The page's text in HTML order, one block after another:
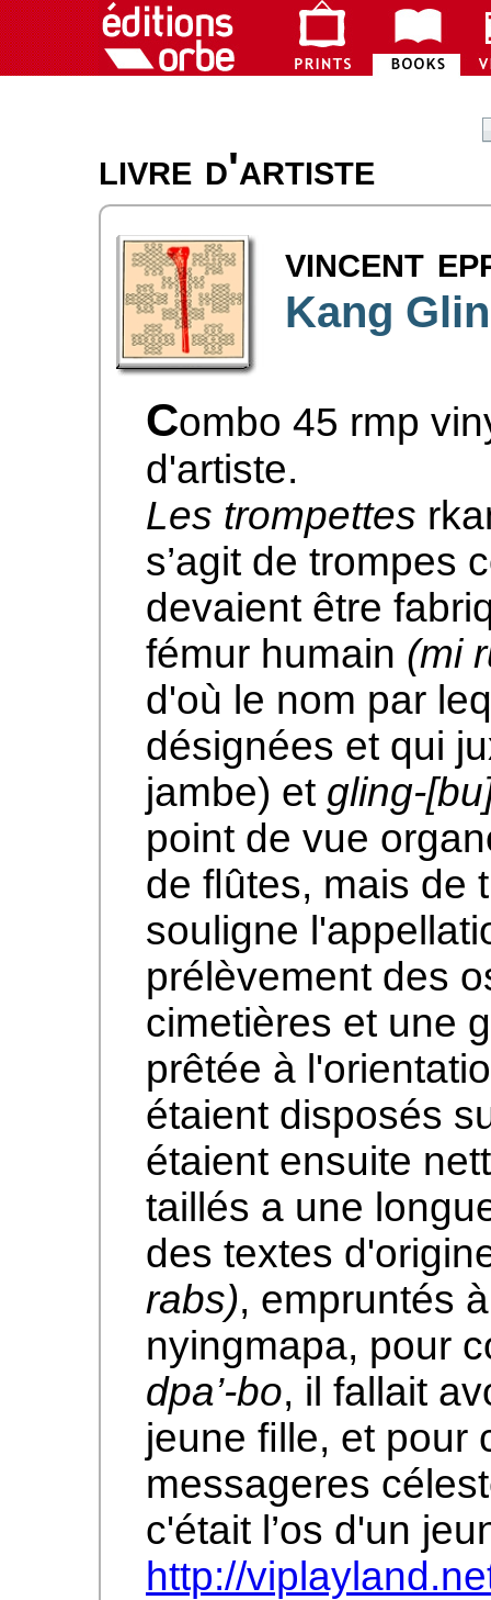
livre d'artiste
vincent
Kang
Combo 45 rmp
d'artiste.
Les trompettes
s’agit de trompes
devaient être
fémur humain (mi
d'où le nom par
désignées et qui
jambe) et gling-
point de vue
de ﬂûtes, mais de
souligne
prélèvement des
cimetières et une
prêtée à
étaient disposés
étaient ensuite
taillés a une
des textes
rabs), empruntés
nyingmapa, pour
dpa’-bo, il fallait
jeune ﬁlle, et pour
messageres
c'était l’os d'un
http://